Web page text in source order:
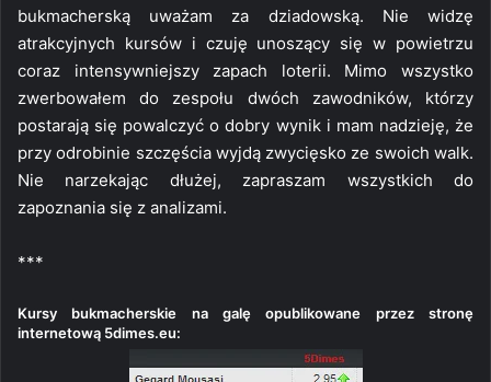
bukmacherską uważam za dziadowską. Nie widzę
atrakcyjnych kursów i czuję unoszący się w powietrzu
coraz intensywniejszy zapach loterii. Mimo wszystko
zwerbowałem do zespołu dwóch zawodników, którzy
postarają się powalczyć o dobry wynik i mam nadzieję, że
przy odrobinie szczęścia wyjdą zwycięsko ze swoich walk.
Nie narzekając dłużej, zapraszam wszystkich do
zapoznania się z analizami.
***
Kursy bukmacherskie na galę opublikowane przez stronę
internetową 5dimes.eu: